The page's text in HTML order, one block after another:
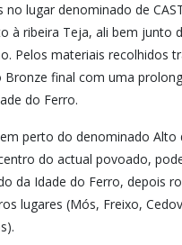
lugar denominado de
à ribeira Teja, ali bem junto
Pelos materiais recolhidos
final com uma
do Ferro.
perto do denominado Alto
do actual povoado,
da Idade do Ferro, depois
lugares (Mós, Freixo,